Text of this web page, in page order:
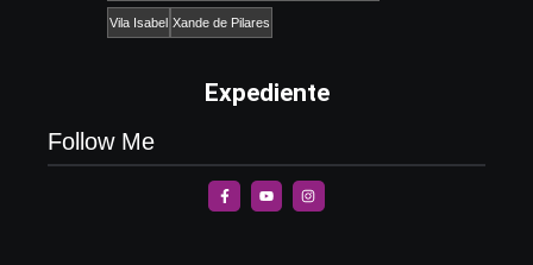
Vila Isabel Xande de Pilares
Expediente
Follow Me